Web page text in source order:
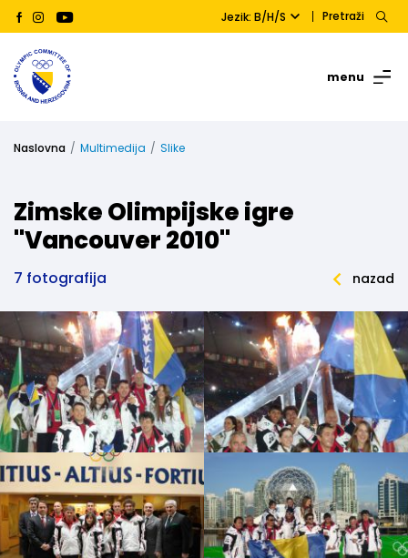
Jezik: B/H/S Pretraži
menu
Naslovna Multimedija Slike
Zimske Olimpijske igre
''Vancouver 2010''
7 fotografija nazad